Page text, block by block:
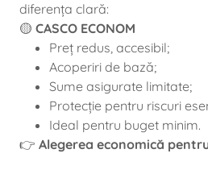
diferența clară:
🟡 CASCO ECONOM
Preț redus, accesibil;
Acoperiri de bază;
Sume asigurate limitate;
Protecție pentru riscuri
Ideal pentru buget minim.
👉 Alegerea economică